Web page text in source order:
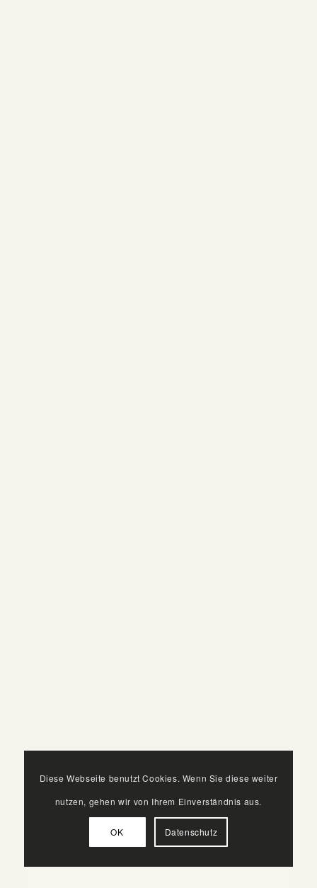
Diese Webseite benutzt Cookies. Wenn Sie diese weiter
nutzen, gehen wir von Ihrem Einverständnis aus.
OK Datenschutz